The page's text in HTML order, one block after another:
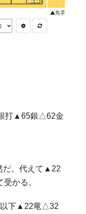
打▲65銀△62金
だ。代えて▲22
かる。
以下▲22竜△32